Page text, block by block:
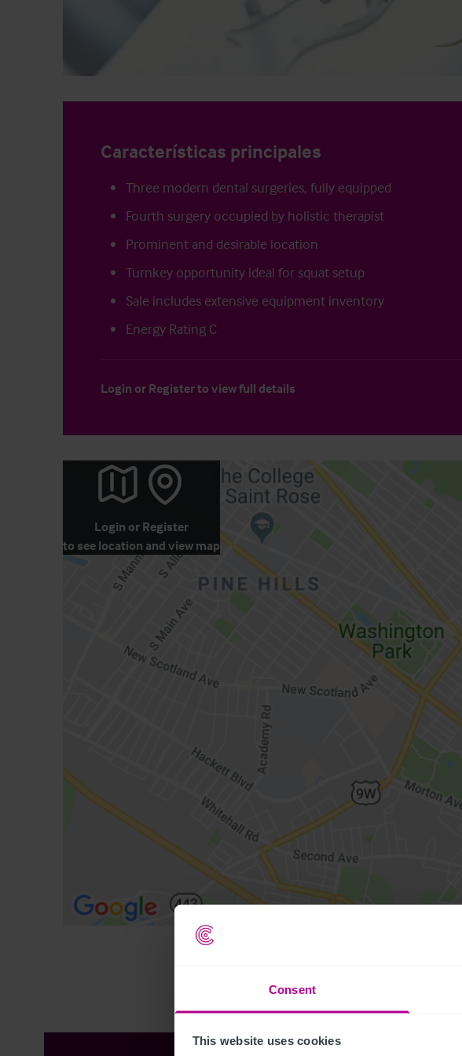
Consent
This website uses cookies
Características principales
Three modern dental surgeries, fully equipped
Fourth surgery occupied by holistic therapist
Prominent and desirable location
Turnkey opportunity ideal for squat setup
Sale includes extensive equipment inventory
Energy Rating C
Login or Registerto view full details
Login or Register
to see location and view map